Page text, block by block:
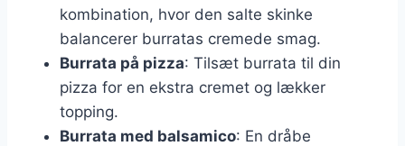
kombination, hvor den salte skinke
balancerer burratas cremede smag.
Burrata på pizza: Tilsæt burrata til din
pizza for en ekstra cremet og lækker
topping.
Burrata med balsamico: En dråbe